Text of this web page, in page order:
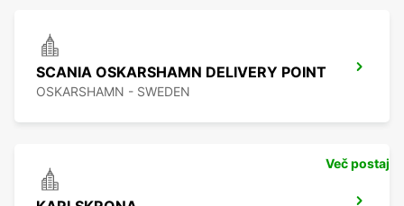
SCANIA OSKARSHAMN DELIVERY POINT
OSKARSHAMN - SWEDEN
Več postaj